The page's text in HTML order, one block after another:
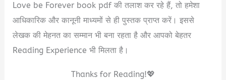
Love be Forever book pdf की तलाश कर रहे हैं, तो हमेशा
आधिकारिक और कानूनी माध्यमों से ही पुस्तक प्राप्त करें। इससे
लेखक की मेहनत का सम्मान भी बना रहता है और आपको बेहतर
Reading Experience भी मिलता है।
Thanks for Reading!💖